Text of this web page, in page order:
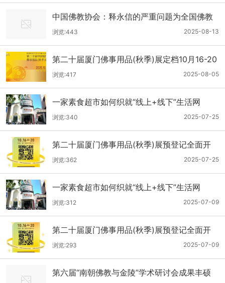
中国佛教协会：释永信的严重问题为全国佛教
界敲响了警钟
2025-08-13
浏览:443
第二十届厦门佛事用品(秋季)展定档10月16-20
日！
2025-08-05
浏览:417
一家素食超市如何织就“线上+线下”生活网
2025-07-25
浏览:340
第二十届厦门佛事用品(秋季)展预登记全面开
放！提前预约对接1400+优选展商
2025-07-25
浏览:362
一家素食超市如何织就“线上+线下”生活网
2025-07-09
浏览:312
第二十届厦门佛事用品(秋季)展预登记全面开
放！提前预约对接1400+优选展商
2025-07-09
浏览:293
第六届“南朝佛教与金陵”学术研讨会成果丰硕